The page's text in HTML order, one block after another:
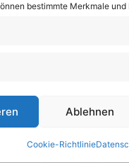
bestimmte Merkmale
Ablehnen
Cookie-Richtlinie
und Geräte
B. Leistungsschalter
Verbindung
für
elektrische